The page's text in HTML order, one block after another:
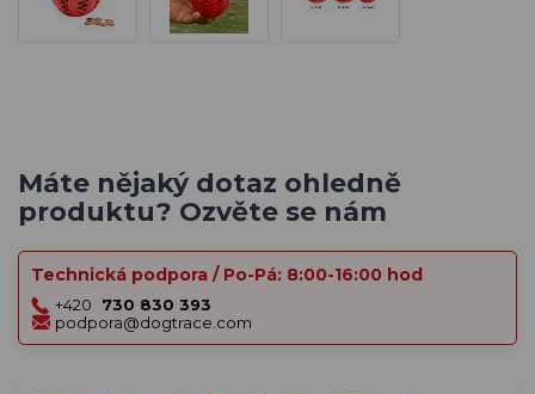
Máte nějaký dotaz ohledně
produktu? Ozvěte se nám
Technická podpora / Po-Pá: 8:00-16:00 hod
+420
730 830 393
podpora@dogtrace.com